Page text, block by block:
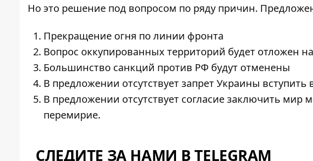
Но это решение под вопросом по ряду причин.
Прекращение огня по линии фронта
Вопрос оккупированных территорий будет отложен
Большинство санкций против РФ будут отменены
В предложении отсутствует запрет Украины вступить
В предложении отсутствует согласие заключить мир
перемирие.
СЛЕДИТЕ ЗА НАМИ В TELEGRAM